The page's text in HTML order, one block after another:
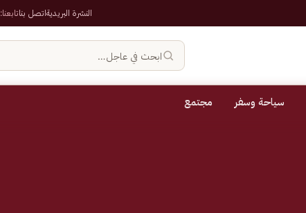
النشرة البريديةاتصل بناتابعنا:
ابحث في عاجل…
سياحة وسفر مجتمع